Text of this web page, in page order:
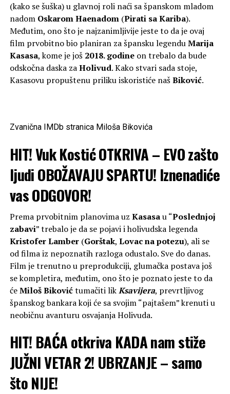
(kako se šuška) u glavnoj roli naći sa španskom mladom
nadom Oskarom Haenadom(Pirati sa Kariba).
Međutim, ono što je najzanimljivije jeste to da je ovaj
film prvobitno bio planiran za špansku legenduMarija
Kasasa, kome je još 2018. godineon trebalo da bude
odskočna daska zaHolivud. Kako stvari sada stoje,
Kasasovu propuštenu priliku iskoristiće našBiković.
Zvanična IMDb stranica Miloša Bikovića
HIT! Vuk Kostić OTKRIVA – EVO zašto
ljudi OBOŽAVAJU SPARTU! Iznenadiće
vas ODGOVOR!
Prema prvobitnim planovima uz Kasasau “Poslednjoj
zabavi” trebalo je da se pojavi i holivudska legenda
Kristofer Lamber(Gorštak, Lovac na potezu), ali se
od filma iz nepoznatih razloga odustalo. Sve do danas.
Film je trenutno u preprodukciji, glumačka postava još
se kompletira, međutim, ono što je poznato jeste to da
ćeMiloš Bikovićtumačiti likKsavijera, prevrtljivog
španskog bankara koji će sa svojim “pajtašem” krenuti u
neobičnu avanturu osvajanja Holivuda.
HIT! BAĆA otkriva KADA nam stiže
JUŽNI VETAR 2! UBRZANJE – samo
što NIJE!